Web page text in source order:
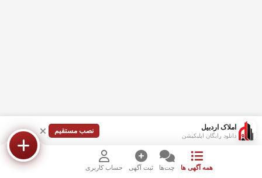
املاک اردبیل
دانلود رایگان اپلیکیشن
نصب مستقیم
همه آگهی ها چت‌ها ثبت آگهی حساب کاربری